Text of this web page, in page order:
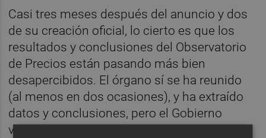
Casi tres meses después del anuncio y dos
de su creación oficial, lo cierto es que los
resultados y conclusiones del Observatorio
de Precios están pasando más bien
desapercibidos. El órgano sí se ha reunido
(al menos en dos ocasiones), y ha extraído
datos y conclusiones, pero el Gobierno
valenciano no parece por la labor de